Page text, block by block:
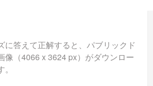
に答えて正解すると、パブリックド
像（4066 x 3624 px）がダウンロー